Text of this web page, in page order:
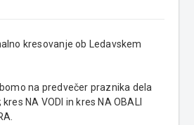
kresovanje ob Ledavskem
na predvečer praznika dela
NA VODI in kres NA OBALI